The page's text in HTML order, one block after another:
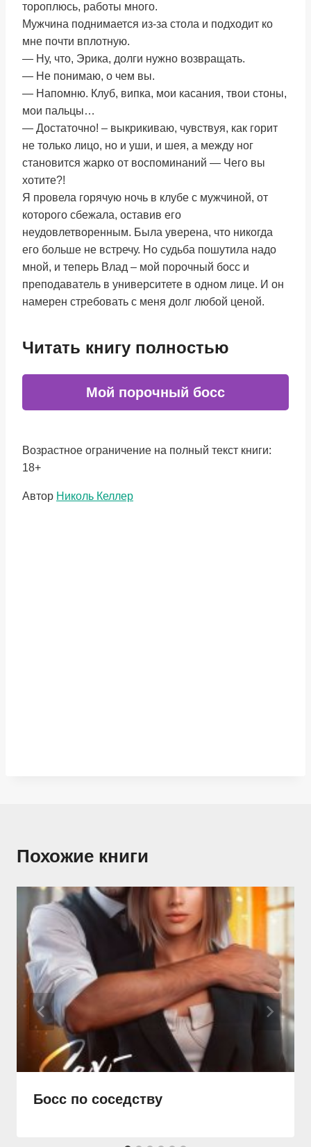
тороплюсь, работы много.
Мужчина поднимается из-за стола и подходит ко
мне почти вплотную.
— Ну, что, Эрика, долги нужно возвращать.
— Не понимаю, о чем вы.
— Напомню. Клуб, випка, мои касания, твои стоны,
мои пальцы…
— Достаточно! – выкрикиваю, чувствуя, как горит
не только лицо, но и уши, и шея, а между ног
становится жарко от воспоминаний — Чего вы
хотите?!
Я провела горячую ночь в клубе с мужчиной, от
которого сбежала, оставив его
неудовлетворенным. Была уверена, что никогда
его больше не встречу. Но судьба пошутила надо
мной, и теперь Влад – мой порочный босс и
преподаватель в университете в одном лице. И он
намерен стребовать с меня долг любой ценой.
Читать книгу полностью
Мой порочный босс
Возрастное ограничение на полный текст книги:
18+
Метки
Автор Николь Келлер
Похожие книги
Босс по соседству